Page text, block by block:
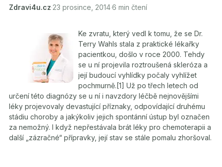
Zdravi4u.cz·23 prosince, 2014·6 min čtení
Ke zvratu, který vedl k tomu, že se Dr.
Terry Wahls stala z praktické lékařky
pacientkou, došlo v roce 2000. Tehdy
se u ní projevila roztroušená skleróza a
její budoucí vyhlídky počaly vyhlížet
pochmurně.[1] Už po třech letech od
určení této diagnózy se u ní i navzdory léčbě nejnovějšími
léky projevovaly devastující příznaky, odpovídající druhému
stádiu choroby a jakýkoliv jejich spontánní ústup byl označen
za nemožný. I když nepřestávala brát léky pro chemoterapii a
další „zázračné“ přípravky, její stav se stále pomalu zhoršoval.